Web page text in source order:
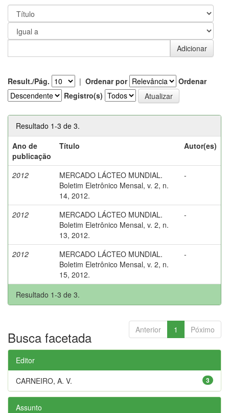
Result./Pág. | Ordenar por
Ordenar
Registro(s)
Resultado 1-3 de 3.
Ano de
publicação
Título Autor(es)
2012
MERCADO LÁCTEO MUNDIAL.
Boletim Eletrônico Mensal, v. 2, n.
14, 2012.
-
2012
MERCADO LÁCTEO MUNDIAL.
Boletim Eletrônico Mensal, v. 2, n.
13, 2012.
-
2012
MERCADO LÁCTEO MUNDIAL.
Boletim Eletrônico Mensal, v. 2, n.
15, 2012.
-
Resultado 1-3 de 3.
Anterior 1 Póximo
Busca facetada
Editor
3
CARNEIRO, A. V.
Assunto